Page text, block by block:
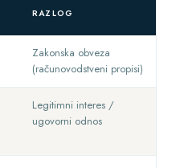
RAZLOG
Zakonska obveza
(računovodstveni propisi)
Legitimni interes /
ugovorni odnos